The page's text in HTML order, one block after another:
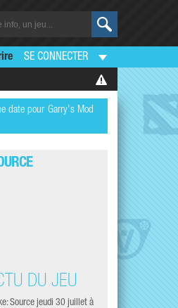
SE CONNECTER
date pour Garry's Mod
DU JEU
Source jeudi 30 juillet à